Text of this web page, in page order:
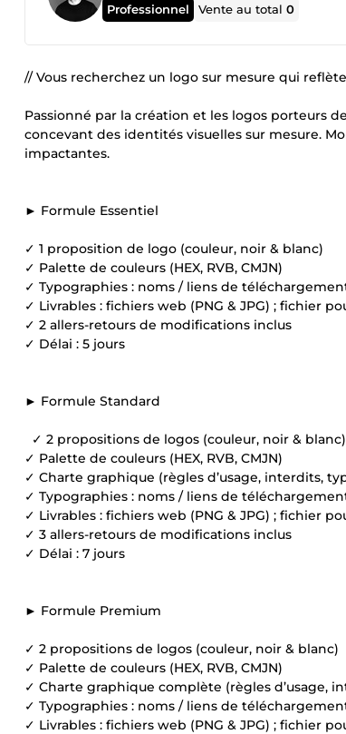
Professionnel Vente au total0
// Vous recherchez un logo sur mesure qui
Passionné par la création et les logos porteurs
concevant des identités visuelles sur mesure.
impactantes.
► Formule Essentiel
✓ 1 proposition de logo (couleur, noir & blanc)
✓ Palette de couleurs (HEX, RVB, CMJN)
✓ Typographies : noms / liens de
✓ Livrables : fichiers web (PNG & JPG) ; fichier
✓ 2 allers-retours de modifications inclus
✓ Délai : 5 jours
► Formule Standard
✓ 2 propositions de logos (couleur, noir &
✓ Palette de couleurs (HEX, RVB, CMJN)
✓ Charte graphique (règles d’usage, interdits,
✓ Typographies : noms / liens de
✓ Livrables : fichiers web (PNG & JPG) ; fichier
✓ 3 allers-retours de modifications inclus
✓ Délai : 7 jours
► Formule Premium
✓ 2 propositions de logos (couleur, noir & blanc)
✓ Palette de couleurs (HEX, RVB, CMJN)
✓ Charte graphique complète (règles d’usage,
✓ Typographies : noms / liens de
✓ Livrables : fichiers web (PNG & JPG) ; fichier